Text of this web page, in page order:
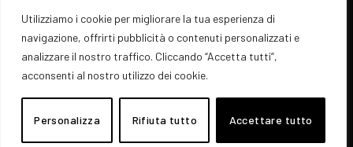
Utilizziamo i cookie per migliorare la tua esperienza di
navigazione, offrirti pubblicità o contenuti personalizzati e
analizzare il nostro traffico. Cliccando “Accetta tutti”,
acconsenti al nostro utilizzo dei cookie.
Personalizza Rifiuta tutto Accettare tutto
© 2026 EZ Rome Designed by ARvis.it
Il portale EZ Rome e' una testata giornalistica di carattere generalista
registrata al tribunale di Roma - Numero 389/2008
Direttore responsabile: Raffaella Roani - ISSN: 2036-783X
Edito da ARvis.it srl - via Alessandria 88 - 00198 Roma CF/PI/R.I.
Home Informazioni